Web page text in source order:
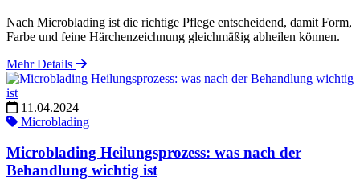
Nach Microblading ist die richtige Pflege entscheidend, damit Form,
Farbe und feine Härchenzeichnung gleichmäßig abheilen können.
Mehr Details
11.04.2024
Microblading
Microblading Heilungsprozess: was nach der
Behandlung wichtig ist